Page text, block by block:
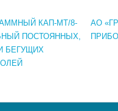
КАП-МТ/8-
ПОСТОЯННЫХ,
БЕГУЩИХ
АО